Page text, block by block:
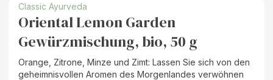
Classic Ayurveda
Oriental Lemon Garden
Gewürzmischung, bio, 50 g
Orange, Zitrone, Minze und Zimt: Lassen Sie sich von den
geheimnisvollen Aromen des Morgenlandes verwöhnen